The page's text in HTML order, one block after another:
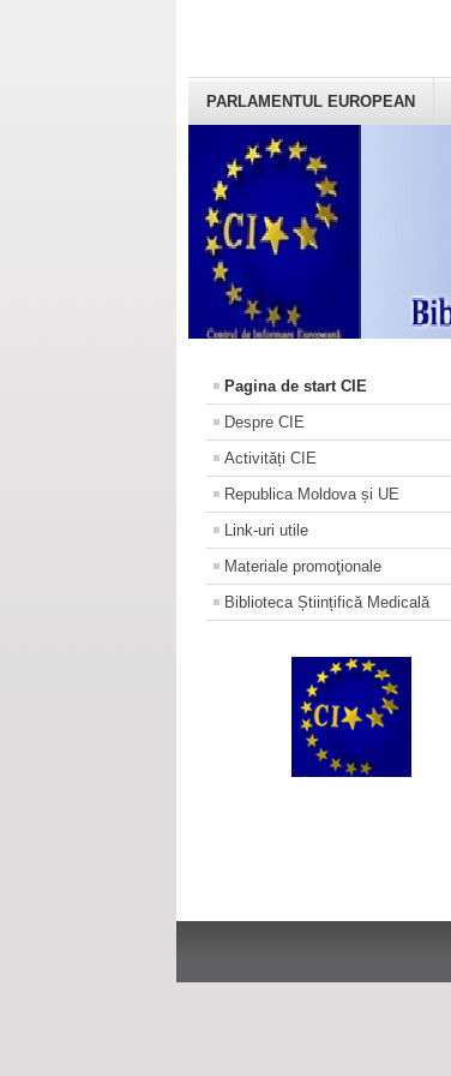
PARLAMENTUL EUROPEAN
Pagina de start CIE
Despre CIE
Activități CIE
Republica Moldova și UE
Link-uri utile
Materiale promoţionale
Biblioteca Științifică Medicală